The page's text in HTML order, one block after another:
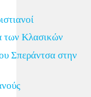
των Κλασικών
Σπεράντσα στην